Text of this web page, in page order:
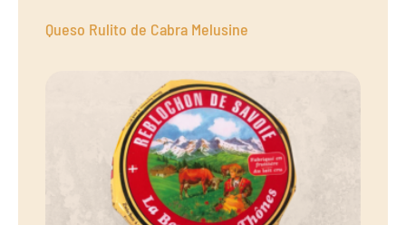
Queso Rulito de Cabra Melusine